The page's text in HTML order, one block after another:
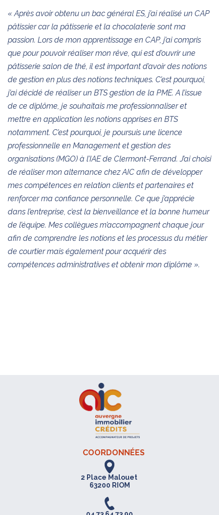
« Après avoir obtenu un bac général ES, j’ai réalisé un CAP
pâtissier car la pâtisserie et la chocolaterie sont ma
passion. Lors de mon apprentissage en CAP, j’ai compris
que pour pouvoir réaliser mon rêve, qui est d’ouvrir une
pâtisserie salon de thé, il est important d’avoir des notions
de gestion en plus des notions techniques. C’est pourquoi,
j’ai décidé de réaliser un BTS gestion de la PME. A l’issue
de ce diplôme, je souhaitais me professionnaliser et
mettre en application les notions apprises en BTS
notamment. C’est pourquoi, je poursuis une licence
professionnelle en Management et gestion des
organisations (MGO) à l’IAE de Clermont-Ferrand. J’ai choisi
de réaliser mon alternance chez AIC afin de développer
mes compétences en relation clients et partenaires et
renforcer ma confiance personnelle. Ce que j’apprécie
dans l’entreprise, c’est la bienveillance et la bonne humeur
de l’équipe. Mes collègues m’accompagnent chaque jour
afin de comprendre les notions et les processus du métier
de courtier mais également pour acquérir des
compétences administratives et obtenir mon diplôme ».
COORDONNÉES
2 Place Malouet
63200 RIOM